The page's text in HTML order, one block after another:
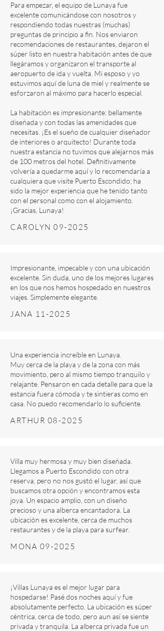
Para empezar, el equipo de Lunaya fue
excelente comunicándose con nosotros y
respondiendo todas nuestras (muchas)
preguntas de principio a fin. Nos enviaron
recomendaciones de restaurantes, dejaron el
súper listo en nuestra habitación antes de que
llegáramos y organizaron el transporte al
aeropuerto de ida y vuelta. Mi esposo y yo
estuvimos aquí de luna de miel y realmente se
esforzaron al máximo para hacerlo especial.
La habitación es impresionante: bellamente
diseñada y con todas las amenidades que
necesitas. ¡Es el sueño de cualquier diseñador
de interiores o arquitecto! Durante toda
nuestra estancia no tuvimos que alejarnos más
de 100 metros del hotel. Definitivamente
volvería a quedarme aquí y lo recomendaría a
cualquiera que visite Puerto Escondido; ha
sido la mejor experiencia que he tenido tanto
con el personal como con el alojamiento.
¡Gracias, Lunaya!
CAROLYN 09-2025
Impresionante, impecable y con una ubicación
excelente. Sin duda, uno de los mejores lugares
en los que nos hemos hospedado en nuestros
viajes. Simplemente elegante.
JANA 11-2025
Una experiencia increíble en Lunaya.
Muy cerca de la playa y de la zona con más
movimiento, pero al mismo tiempo tranquilo y
relajante. Pensaron en cada detalle para que la
estancia fuera cómoda y te sintieras como en
casa. No puedo recomendarlo lo suficiente.
ARTHUR 08-2025
Villa muy hermosa y muy bien diseñada.
Llegamos a Puerto Escondido con otra
reserva, pero no nos gustó el lugar, así que
buscamos otra opción y encontramos esta
joya. Un espacio amplio, con un diseño
precioso y una alberca encantadora. La
ubicación es excelente, cerca de muchos
restaurantes y de la playa para surfear.
MONA 09-2025
¡Villas Lunaya es el mejor lugar para
hospedarse! Pasé dos noches aquí y fue
absolutamente perfecto. La ubicación es súper
céntrica, cerca de todo, pero aun así se siente
privada y tranquila. La alberca privada fue un